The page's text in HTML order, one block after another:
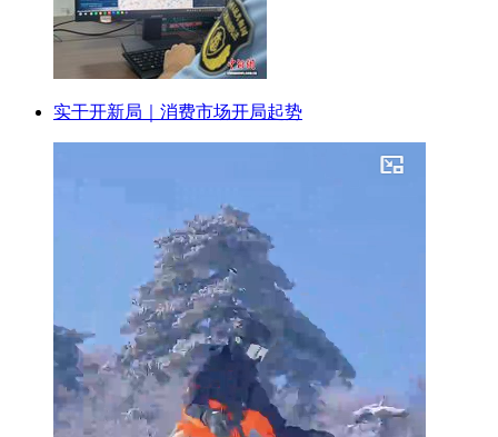
实干开新局｜消费市场开局起势